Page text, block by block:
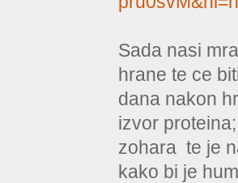
Sada nasi
hrane te ce
dana nakon
izvor
zohara te je
kako bi je